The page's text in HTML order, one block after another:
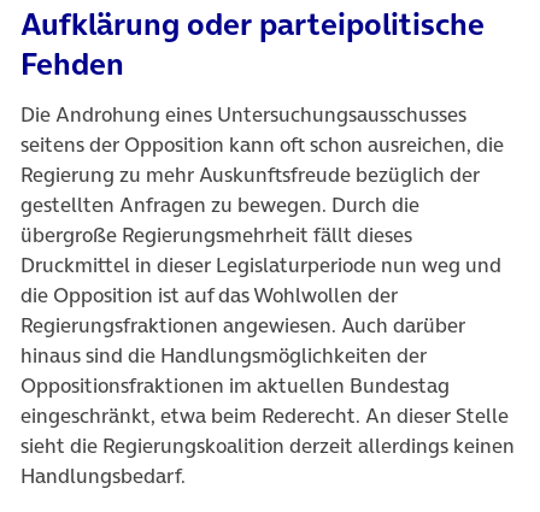
Aufklärung oder parteipolitische
Fehden
Die Androhung eines Untersuchungsausschusses
seitens der Opposition kann oft schon ausreichen, die
Regierung zu mehr Auskunftsfreude bezüglich der
gestellten Anfragen zu bewegen. Durch die
übergroße Regierungsmehrheit fällt dieses
Druckmittel in dieser Legislaturperiode nun weg und
die Opposition ist auf das Wohlwollen der
Regierungsfraktionen angewiesen. Auch darüber
hinaus sind die Handlungsmöglichkeiten der
Oppositionsfraktionen im aktuellen Bundestag
eingeschränkt, etwa beim Rederecht. An dieser Stelle
sieht die Regierungskoalition derzeit allerdings keinen
Handlungsbedarf.